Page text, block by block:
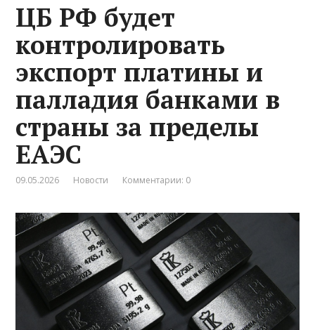
ЦБ РФ будет
контролировать
экспорт платины и
палладия банками в
страны за пределы
ЕАЭС
09.05.2026 Новости Комментарии: 0